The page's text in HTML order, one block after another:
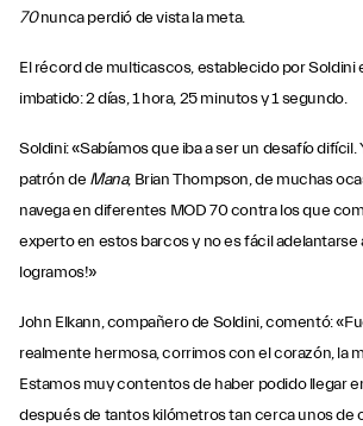
70nunca perdió de vista la meta.
El récord de multicascos, establecido por Soldini
imbatido: 2 días, 1 hora, 25 minutos y 1 segundo.
Soldini: «Sabíamos que iba a ser un desafío difícil.
patrón de Mana, Brian Thompson, de muchas
navega en diferentes MOD 70 contra los que
experto en estos barcos y no es fácil adelantarse
logramos!»
John Elkann, compañero de Soldini, comentó:
realmente hermosa, corrimos con el corazón, la
Estamos muy contentos de haber podido llegar
después de tantos kilómetros tan cerca unos de